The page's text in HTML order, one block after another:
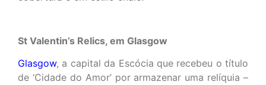
St Valentin’s Relics, em Glasgow
Glasgow, a capital da Escócia que recebeu o título
de ‘Cidade do Amor’ por armazenar uma relíquia –